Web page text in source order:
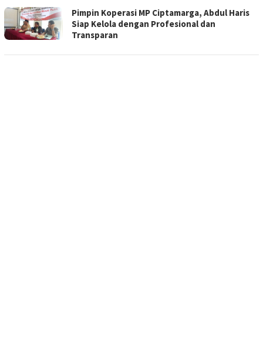
Pimpin Koperasi MP Ciptamarga, Abdul Haris
Siap Kelola dengan Profesional dan
Transparan